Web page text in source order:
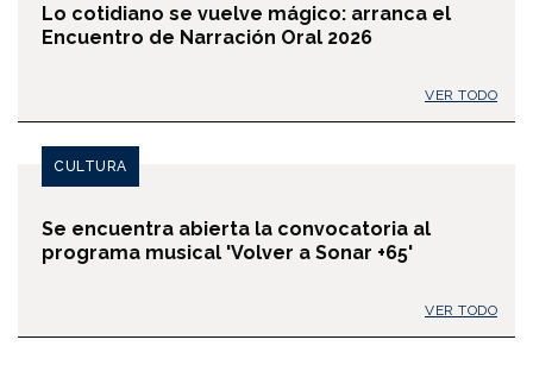
Lo cotidiano se vuelve mágico: arranca el
Encuentro de Narración Oral 2026
VER TODO
CULTURA
Se encuentra abierta la convocatoria al
programa musical 'Volver a Sonar +65'
VER TODO